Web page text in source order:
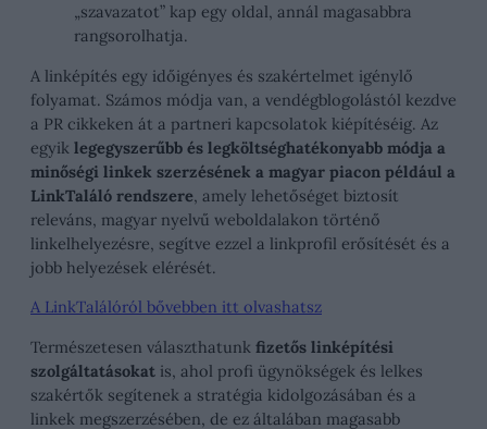
„szavazatot” kap egy oldal, annál magasabbra
rangsorolhatja.
A linképítés egy időigényes és szakértelmet igénylő
folyamat. Számos módja van, a vendégblogolástól kezdve
a PR cikkeken át a partneri kapcsolatok kiépítéséig. Az
egyik legegyszerűbb és legköltséghatékonyabb módja a
minőségi linkek szerzésének a magyar piacon például a
LinkTaláló rendszere, amely lehetőséget biztosít
releváns, magyar nyelvű weboldalakon történő
linkelhelyezésre, segítve ezzel a linkprofil erősítését és a
jobb helyezések elérését.
A LinkTalálóról bővebben itt olvashatsz
Természetesen választhatunk fizetős linképítési
szolgáltatásokat is, ahol profi ügynökségek és lelkes
szakértők segítenek a stratégia kidolgozásában és a
linkek megszerzésében, de ez általában magasabb